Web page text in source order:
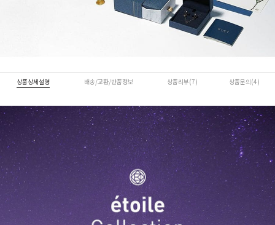
상품상세설명 배송/교환/반품정보 상품리뷰(7) 상품문의(4)